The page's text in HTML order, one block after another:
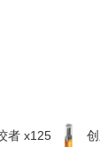
者 x125